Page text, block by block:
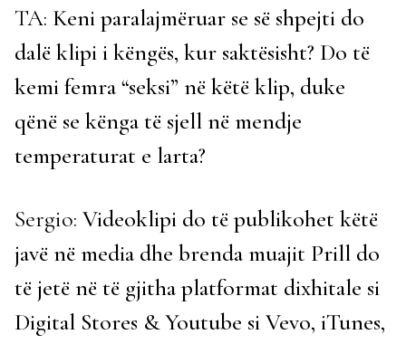
TA: Keni paralajmëruar se së shpejti do
dalë klipi i këngës, kur saktësisht? Do të
kemi femra “seksi” në këtë klip, duke
qënë se kënga të sjell në mendje
temperaturat e larta?
Sergio: Videoklipi do të publikohet këtë
javë në media dhe brenda muajit Prill do
të jetë në të gjitha platformat dixhitale si
Digital Stores & Youtube si Vevo, iTunes,